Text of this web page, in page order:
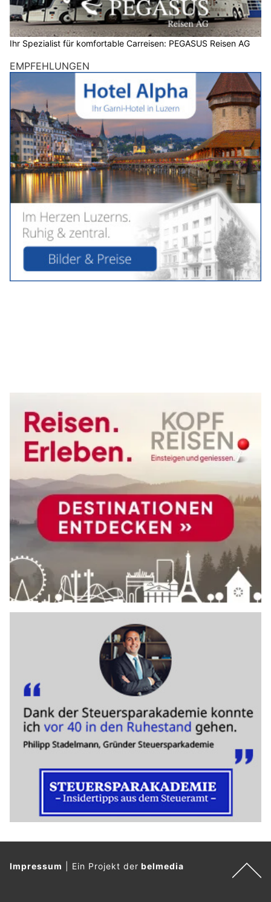
Ihr Spezialist für komfortable Carreisen: PEGASUS Reisen AG
EMPFEHLUNGEN
Impressum Ein Projekt derbelmedia